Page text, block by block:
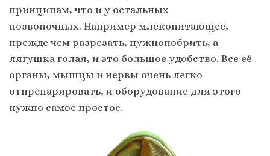
принципам, что и у остальных
позвоночных. Например млекопитающее,
прежде чем разрезать, нужнопобрить, а
лягушка голая, и это большое удобство. Все её
органы, мышцы и нервы очень легко
отпрепарировать, и оборудование для этого
нужно самое простое.